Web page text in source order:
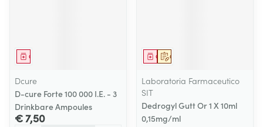
Geneesmiddel
Dcure
D-cure Forte 100 000 I.E. - 3
Drinkbare Ampoules
€ 7,50
Op voorschrift
Geneesmiddel
Laboratoria Farmaceutico
SIT
Dedrogyl Gutt Or 1 X 10ml
0,15mg/ml